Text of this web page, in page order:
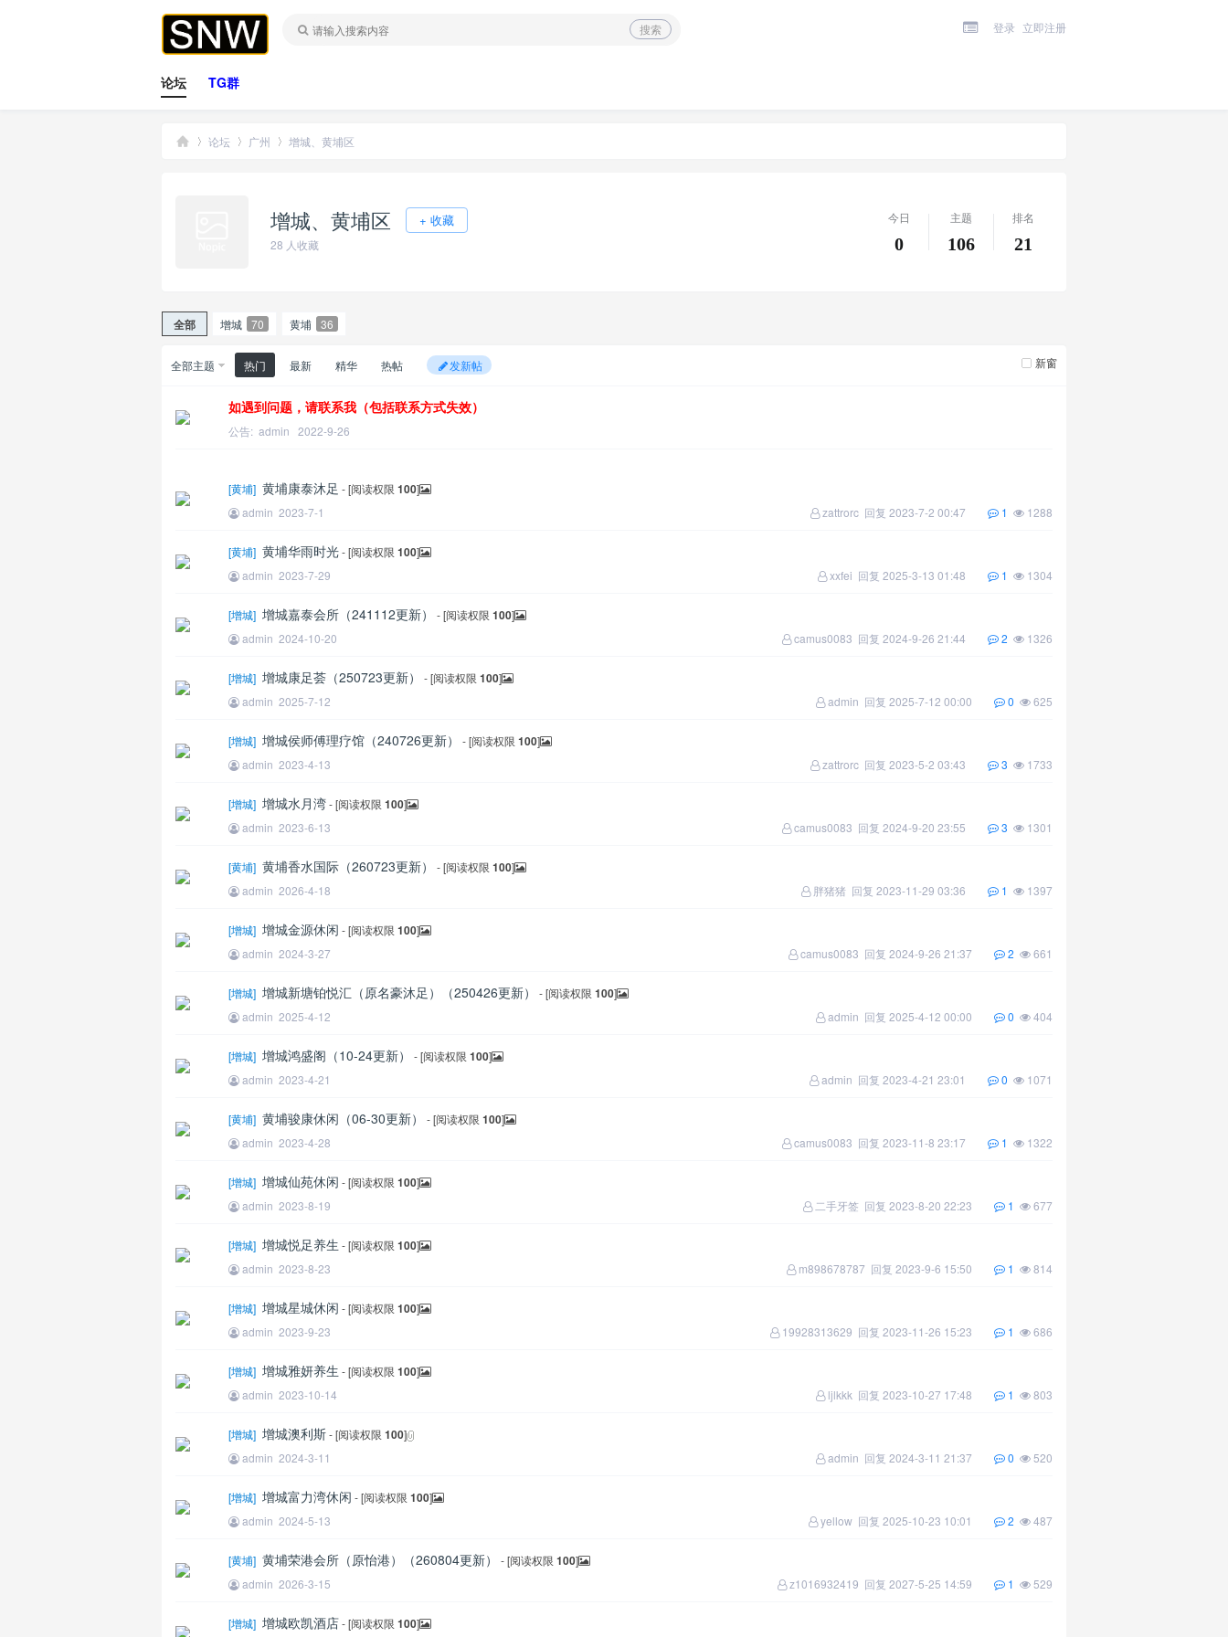
搜索 登录 立即注册
论坛 TG群
论坛 广州
›
增城、黄埔区
增城、黄埔区 + 收藏
28 人收藏
今日
0
主题
106
排名
21
全部 增城 70 黄埔 36
全部主题 热门 最新 精华 热帖 发新帖 新窗
如遇到问题，请联系我（包括联系方式失效）
公告: admin 2022-9-26
[黄埔] 黄埔康泰沐足 - [阅读权限 100]
admin 2023-7-1 1288
1
zattrorc 回复 2023-7-2 00:47
[黄埔] 黄埔华雨时光- [阅读权限 100]
admin 2023-7-29 1304
1
xxfei 回复 2025-3-13 01:48
[增城] 增城嘉泰会所（241112更新） - [阅读权限 100]
admin 2024-10-20 1326
2
camus0083 回复 2024-9-26 21:44
[增城] 增城康足荟（250723更新） - [阅读权限 100]
admin 2025-7-12 625
0
admin 回复 2025-7-12 00:00
[增城] 增城侯师傅理疗馆（240726更新） - [阅读权限 100]
admin 2023-4-13 1733
3
zattrorc 回复 2023-5-2 03:43
[增城] 增城水月湾- [阅读权限 100]
admin 2023-6-13 1301
3
camus0083 回复 2024-9-20 23:55
[黄埔] 黄埔香水国际（260723更新） - [阅读权限 100]
admin 2026-4-18 1397
1
胖猪猪 回复 2023-11-29 03:36
[增城] 增城金源休闲 - [阅读权限 100]
admin 2024-3-27 661
2
camus0083 回复 2024-9-26 21:37
[增城] 增城新塘铂悦汇（原名豪沐足）（250426更新） - [阅读权限 100]
admin 2025-4-12 404
0
admin 回复 2025-4-12 00:00
[增城] 增城鸿盛阁（10-24更新） - [阅读权限 100]
admin 2023-4-21 1071
0
admin 回复 2023-4-21 23:01
[黄埔] 黄埔骏康休闲（06-30更新） - [阅读权限 100]
admin 2023-4-28 1322
1
camus0083 回复 2023-11-8 23:17
[增城] 增城仙苑休闲 - [阅读权限 100]
admin 2023-8-19 677
1
二手牙签 回复 2023-8-20 22:23
[增城] 增城悦足养生 - [阅读权限 100]
admin 2023-8-23 814
1
m898678787 回复 2023-9-6 15:50
[增城] 增城星城休闲 - [阅读权限 100]
admin 2023-9-23 686
1
19928313629 回复 2023-11-26 15:23
[增城] 增城雅妍养生 - [阅读权限 100]
admin 2023-10-14 803
1
ljlkkk 回复 2023-10-27 17:48
[增城] 增城澳利斯- [阅读权限 100]
admin 2024-3-11 520
0
admin 回复 2024-3-11 21:37
[增城] 增城富力湾休闲 - [阅读权限 100]
admin 2024-5-13 487
2
yellow 回复 2025-10-23 10:01
[黄埔] 黄埔荣港会所（原怡港）（260804更新） - [阅读权限 100]
admin 2026-3-15 529
1
z1016932419 回复 2027-5-25 14:59
[增城] 增城欧凯酒店- [阅读权限 100]